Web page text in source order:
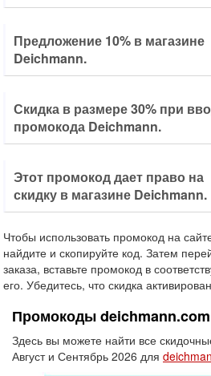
Предложение 10% в магазине
Deichmann.
Скидка в размере 30% при
промокода Deichmann.
Этот промокод дает право на
скидку в магазине Deichmann.
Чтобы использовать промокод на
найдите и скопируйте код. Затем
заказа, вставьте промокод в
его. Убедитесь, что скидка
Промокоды deichmann.com
Здесь вы можете найти все
Август и Сентябрь 2026 для